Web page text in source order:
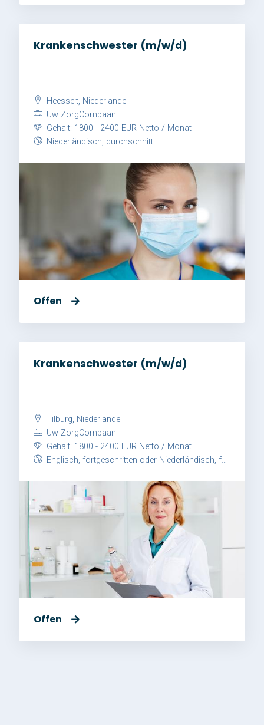
Krankenschwester (m/w/d)
Heesselt, Niederlande
Uw ZorgCompaan
Gehalt: 1800 - 2400 EUR Netto / Monat
Niederländisch, durchschnitt
Offen
Krankenschwester (m/w/d)
Tilburg, Niederlande
Uw ZorgCompaan
Gehalt: 1800 - 2400 EUR Netto / Monat
Englisch, fortgeschritten oder Niederländisch, fortgeschritten
Offen